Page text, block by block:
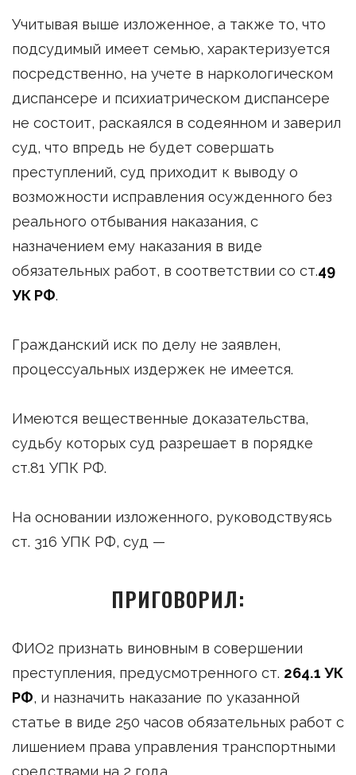
Учитывая выше изложенное, а также то, что
подсудимый имеет семью, характеризуется
посредственно, на учете в наркологическом
диспансере и психиатрическом диспансере
не состоит, раскаялся в содеянном и заверил
суд, что впредь не будет совершать
преступлений, суд приходит к выводу о
возможности исправления осужденного без
реального отбывания наказания, с
назначением ему наказания в виде
обязательных работ, в соответствии со ст.49
УК РФ.
Гражданский иск по делу не заявлен,
процессуальных издержек не имеется.
Имеются вещественные доказательства,
судьбу которых суд разрешает в порядке
ст.81 УПК РФ.
На основании изложенного, руководствуясь
ст. 316 УПК РФ, суд —
ПРИГОВОРИЛ:
ФИО2 признать виновным в совершении
преступления, предусмотренного ст. 264.1 УК
РФ, и назначить наказание по указанной
статье в виде 250 часов обязательных работ с
лишением права управления транспортными
средствами на 2 года.